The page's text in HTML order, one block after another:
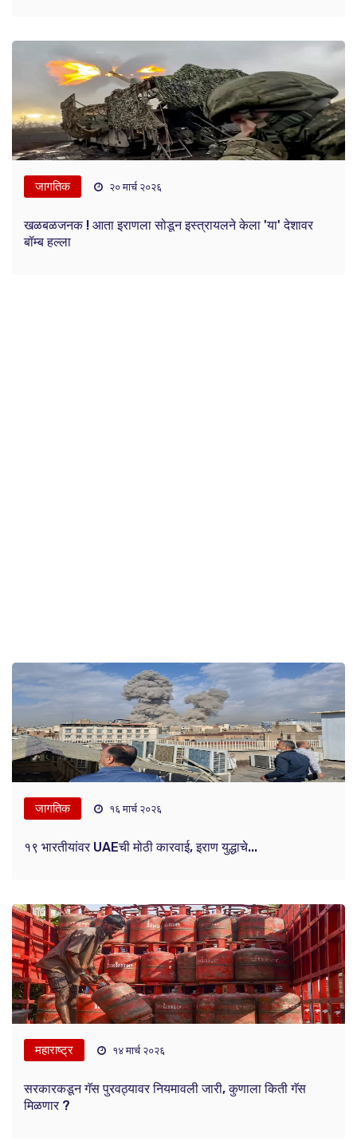
जागतिक २० मार्च २०२६
खळबळजनक ! आता इराणला सोडून इस्त्रायलने केला 'या' देशावर
बॉम्ब हल्ला
जागतिक १६ मार्च २०२६
१९ भारतीयांवर UAEची मोठी कारवाई, इराण युद्धाचे...
महाराष्ट्र १४ मार्च २०२६
सरकारकडून गॅस पुरवठ्यावर नियमावली जारी, कुणाला किती गॅस
मिळणार ?